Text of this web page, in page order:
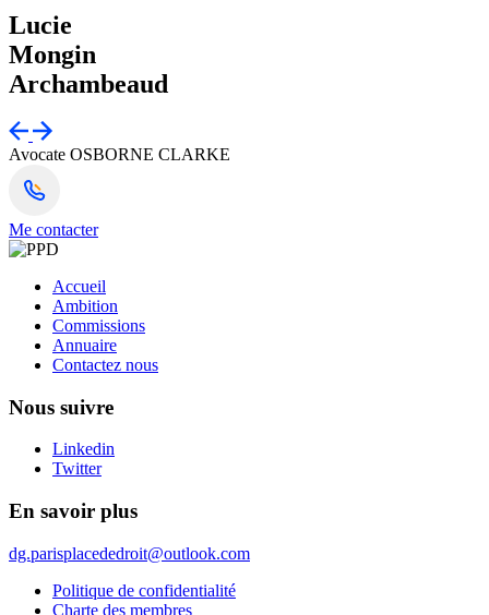
Lucie
Mongin
Archambeaud
Avocate OSBORNE CLARKE
Me contacter
Accueil
Ambition
Commissions
Annuaire
Contactez nous
Nous suivre
Linkedin
Twitter
En savoir plus
dg.parisplacededroit@outlook.com
Politique de confidentialité
Charte des membres